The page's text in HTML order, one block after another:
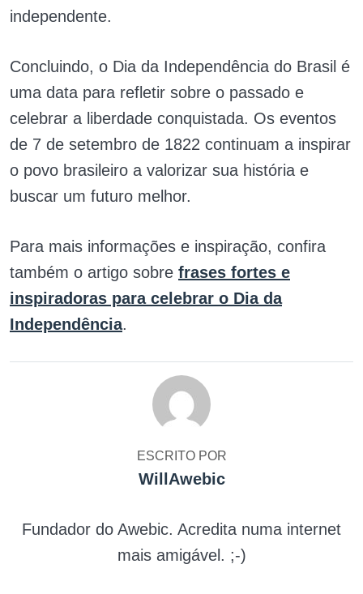
independente.
Concluindo, o Dia da Independência do Brasil é
uma data para refletir sobre o passado e
celebrar a liberdade conquistada. Os eventos
de 7 de setembro de 1822 continuam a inspirar
o povo brasileiro a valorizar sua história e
buscar um futuro melhor.
Para mais informações e inspiração, confira
também o artigo sobre frases fortes e
inspiradoras para celebrar o Dia da
Independência.
ESCRITO POR
WillAwebic
Fundador do Awebic. Acredita numa internet
mais amigável. ;-)